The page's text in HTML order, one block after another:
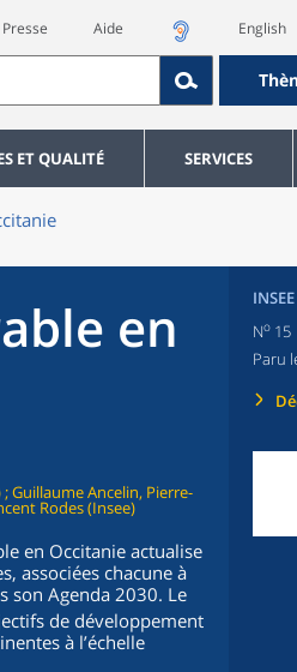
Presse Aide English
ET QUALITÉ SERVICES
en
Guillaume Ancelin, Pierre-
Rodes (Insee)
en Occitanie actualise
associées chacune à
son Agenda 2030. Le
de développement
à l’échelle
No 15
Paru